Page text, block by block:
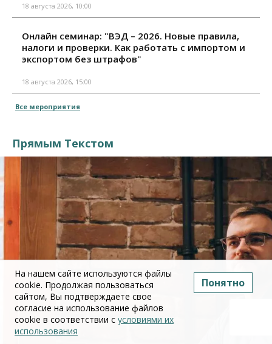
18 августа 2026, 10:00
Онлайн семинар: "ВЭД – 2026. Новые правила,
налоги и проверки. Как работать с импортом и
экспортом без штрафов"
18 августа 2026, 15:00
Все мероприятия
Прямым Текстом
На нашем сайте используются файлы
cookie. Продолжая пользоваться
сайтом, Вы подтверждаете свое
согласие на использование файлов
cookie в соответствии с условиями их
использования
Понятно